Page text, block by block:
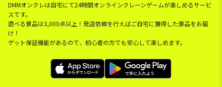
DMMオンクレは自宅にて24時間オンラインクレーンゲームが楽しめるサービ
スです。
遊べる景品は3,000点以上！発送依頼を行えばご自宅に獲得した景品をお届
け！
ゲット保証機能があるので、初心者の方でも安心して楽しめます。